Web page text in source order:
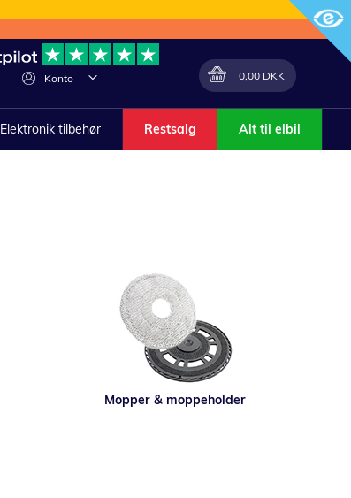
Konto
Lave
Min indkøbskurv
0,00 DKK
Elektronik tilbehør Restsalg Alt til elbil
Mopper & moppeholder